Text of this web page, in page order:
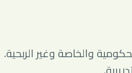
والخاصة وغير الربحية.